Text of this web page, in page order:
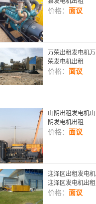
价格： 面议
万荣出租发电机万
荣发电机出租
价格： 面议
山阴出租发电机山
阴发电机出租
价格： 面议
迎泽区出租发电机
迎泽区发电机出租
价格： 面议